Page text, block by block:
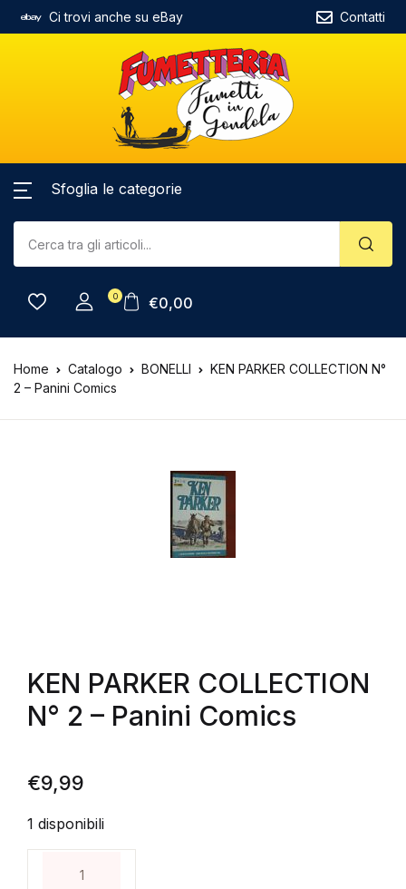
Ci trovi anche su eBay Contatti
Sfoglia le categorie
0 €0,00
Home Catalogo BONELLI
KEN PARKER COLLECTION N°
2 – Panini Comics
KEN PARKER COLLECTION
N° 2 – Panini Comics
€9,99
1 disponibili